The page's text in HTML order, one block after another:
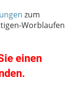
zum
Worblaufen
einen